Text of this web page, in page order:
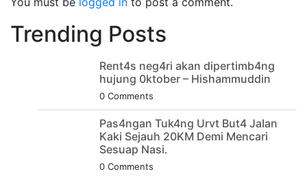
Trending Posts
Rent4s neg4ri akan dipertimb4ng
hujung 0ktober – Hishammuddin
0 Comments
Pas4ngan Tuk4ng Urvt But4 JaIan
Kaki Sejauh 20KM Demi Mencari
Sesuap Nasi.
0 Comments